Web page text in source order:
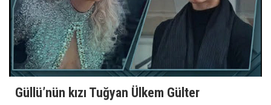
Güllü’nün kızı Tuğyan Ülkem Gülter